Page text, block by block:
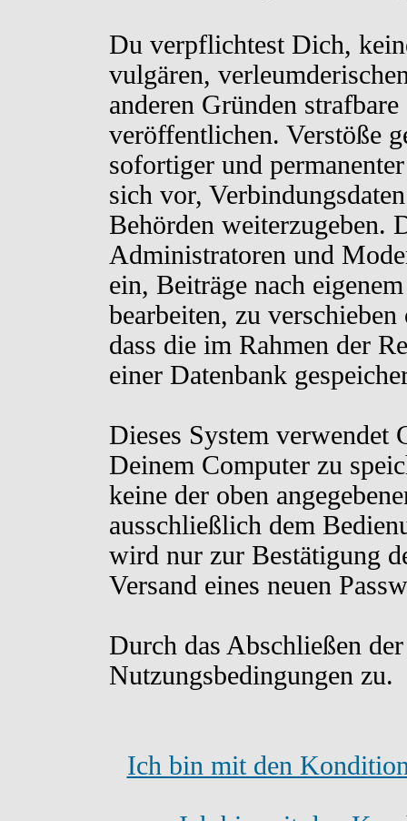
Du verpflichtest Dich,
vulgären,
anderen Gründen
veröffentlichen. Verstöße
sofortiger und
sich vor,
Behörden weiterzugeben.
Administratoren und
ein, Beiträge nach
bearbeiten, zu
dass die im Rahmen der
einer Datenbank
Dieses System verwendet
Deinem Computer zu
keine der oben
ausschließlich dem
wird nur zur Bestätigung
Versand eines neuen
Durch das Abschließen
Nutzungsbedingungen zu.
Ich bin mit den